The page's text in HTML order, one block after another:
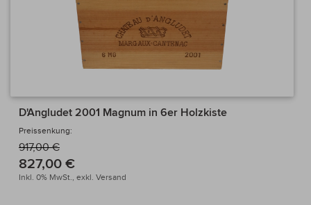
D'Angludet 2001 Magnum in 6er Holzkiste
Preissenkung:
917,00 €
827,00 €
Inkl. 0% MwSt., exkl. Versand